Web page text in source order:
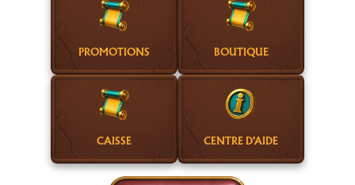
PROMOTIONS BOUTIQUE
CAISSE CENTRE D'AIDE